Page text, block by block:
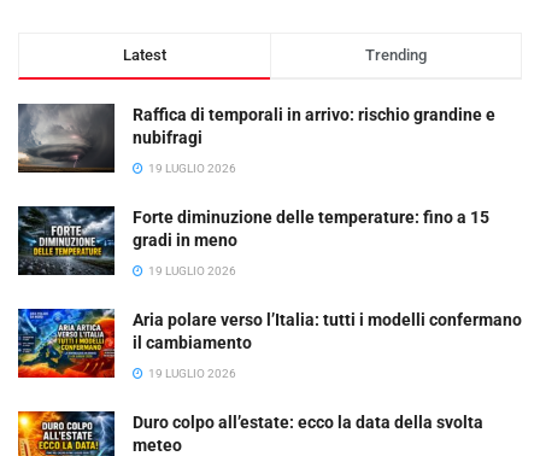
Latest Trending
Raffica di temporali in arrivo: rischio grandine e
nubifragi
19 LUGLIO 2026
Forte diminuzione delle temperature: fino a 15
gradi in meno
19 LUGLIO 2026
Aria polare verso l’Italia: tutti i modelli confermano
il cambiamento
19 LUGLIO 2026
Duro colpo all’estate: ecco la data della svolta
meteo